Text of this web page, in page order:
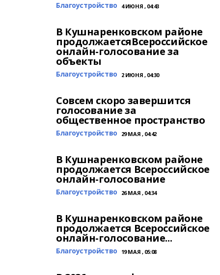
Благоустройство 4 ИЮНЯ , 04:43
В Кушнаренковском районе
продолжаетсяВсероссийское
онлайн-голосование за
объекты
Благоустройство 2 ИЮНЯ , 04:30
Совсем скоро завершится
голосование за
общественное пространство
Благоустройство 29 МАЯ , 04:42
В Кушнаренковском районе
продолжается Всероссийское
онлайн-голосование
Благоустройство 26 МАЯ , 04:34
В Кушнаренковском районе
продолжается Всероссийское
онлайн-голосование...
Благоустройство 19 МАЯ , 05:08